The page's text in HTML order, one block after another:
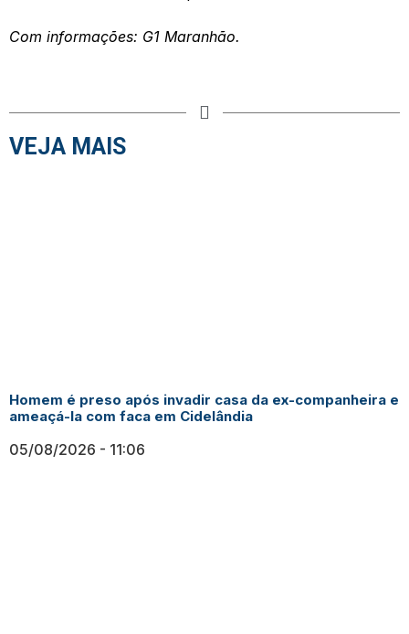
Com informações: G1 Maranhão.
VEJA MAIS
Homem é preso após invadir casa da ex-companheira e
ameaçá-la com faca em Cidelândia
05/08/2026 11:06